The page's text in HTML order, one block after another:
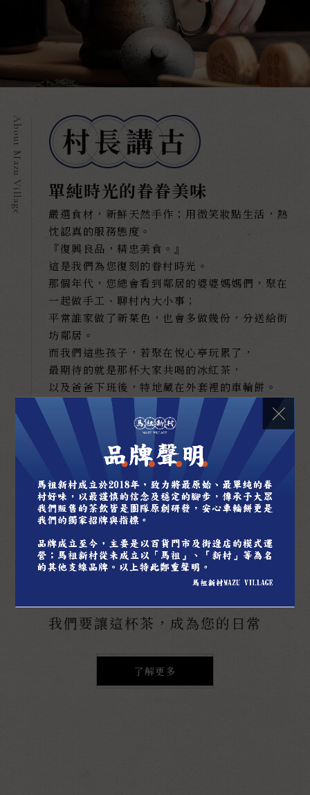
單純時光的眷眷美味
嚴選食材，新鮮天然手作；用微笑妝點生活，熱
忱認真的服務態度。
『復興良品，精忠美食。』
這是我們為您復刻的眷村時光。
那個年代，您總會看到鄰居的婆婆媽媽們，聚在
一起做手工、聊村內大小事；
平常誰家做了新菜色，也會多做幾份，分送給街
坊鄰居。
而我們這些孩子，若聚在悅心亭玩累了，
最期待的就是那杯大家共喝的冰紅茶，
以及爸爸下班後，特地藏在外套裡的車輪餅。
了解更多 成為村長
我們要讓這杯茶，成為您的日常
了解更多